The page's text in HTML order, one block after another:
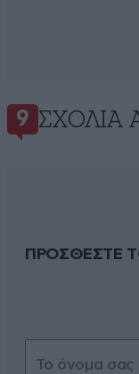
9 ΣΧΌΛΙΑ
ΠΡΟΣΘΕΣΤΕ